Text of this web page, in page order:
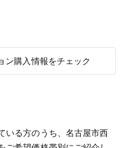
ン購入情報をチェック
いる方のうち、名古屋市西